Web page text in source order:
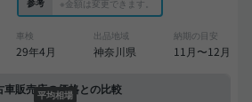
※金額は変更できます。
車検
29年4月
出品地域
神奈川県
納期の目安
11月〜12月
車販売店の価格との比較
平均相場